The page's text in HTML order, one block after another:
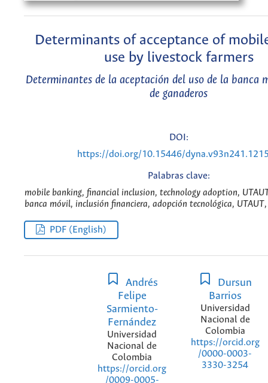
Determinants of acceptance of
use by livestock farmers
Determinantes de la aceptación del uso de la banca
de ganaderos
DOI:
https://doi.org/10.15446/
Palabras clave:
mobile banking, financial inclusion, technology adoption,
banca móvil, inclusión financiera, adopción tecnológica, UTAUT,
PDF (English)
Andrés
Felipe
Sarmiento-
Fernández
Universidad
Nacional de
Colombia
https://orcid.org
/0009-0005-
Dursun
Barrios
Universidad
Nacional de
Colombia
https://orcid.org
/0000-0003-
3330-3254